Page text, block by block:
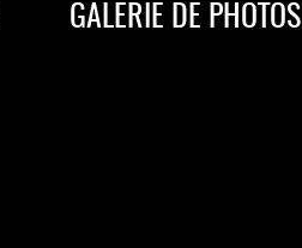
GALERIE DE PHOTOS